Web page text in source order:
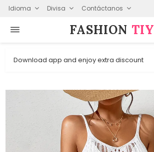
Idioma Divisa Contáctanos
FASHION⁠ TIY
Download app and enjoy extra discount